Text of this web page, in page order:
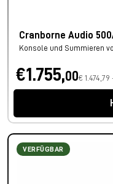
Cranborne Audio
Konsole und Summieren
€1.755,00€ 1.474,79
VERFÜGBAR